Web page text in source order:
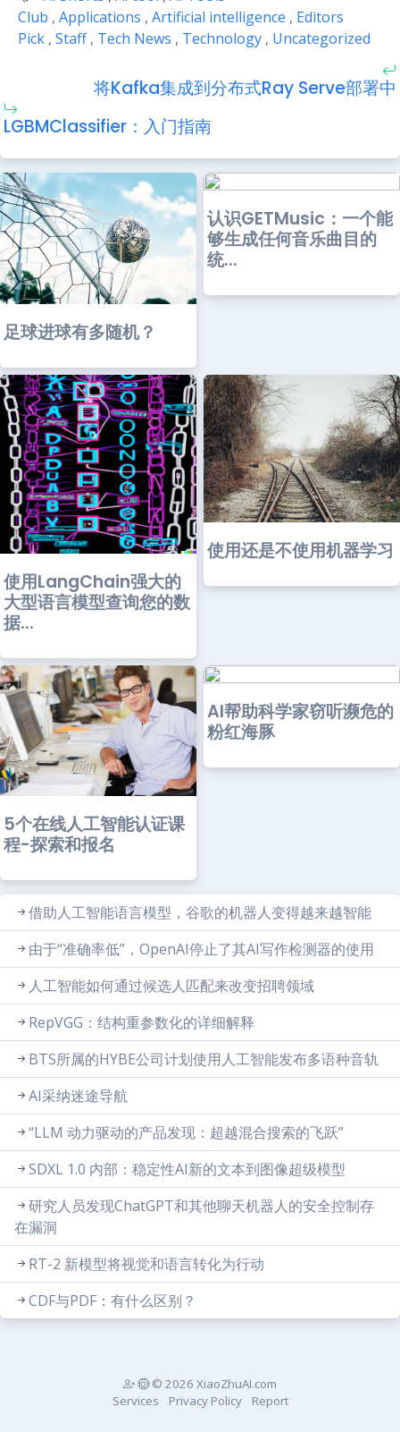
Club , Applications , Artificial intelligence , Editors
Pick , Staff , Tech News , Technology , Uncategorized
将Kafka集成到分布式Ray Serve部署中
LGBMClassifier：入门指南
足球进球有多随机？
认识GETMusic：一个能
够生成任何音乐曲目的
统...
使用LangChain强大的
大型语言模型查询您的数
据...
使用还是不使用机器学习
5个在线人工智能认证课
程-探索和报名
AI帮助科学家窃听濒危的
粉红海豚
借助人工智能语言模型，谷歌的机器人变得越来越智能
由于“准确率低”，OpenAI停止了其AI写作检测器的使用
人工智能如何通过候选人匹配来改变招聘领域
RepVGG：结构重参数化的详细解释
BTS所属的HYBE公司计划使用人工智能发布多语种音轨
AI采纳迷途导航
“LLM 动力驱动的产品发现：超越混合搜索的飞跃”
SDXL 1.0 内部：稳定性AI新的文本到图像超级模型
研究人员发现ChatGPT和其他聊天机器人的安全控制存
在漏洞
RT-2 新模型将视觉和语言转化为行动
CDF与PDF：有什么区别？
© 2026 XiaoZhuAI.com
Services
Privacy Policy Report